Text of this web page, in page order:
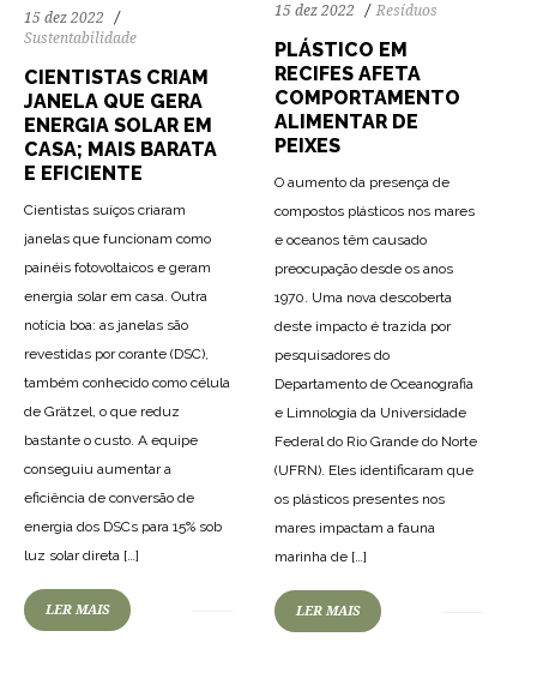
15 dez 2022
Sustentabilidade
CIENTISTAS CRIAM
JANELA QUE GERA
ENERGIA SOLAR EM
CASA; MAIS BARATA
E EFICIENTE
Cientistas suíços criaram
janelas que funcionam como
painéis fotovoltaicos e geram
energia solar em casa. Outra
notícia boa: as janelas são
revestidas por corante (DSC),
também conhecido como célula
de Grätzel, o que reduz
bastante o custo. A equipe
conseguiu aumentar a
eficiência de conversão de
energia dos DSCs para 15% sob
luz solar direta […]
LER MAIS
15 dez 2022 Resíduos
PLÁSTICO EM
RECIFES AFETA
COMPORTAMENTO
ALIMENTAR DE
PEIXES
O aumento da presença de
compostos plásticos nos mares
e oceanos têm causado
preocupação desde os anos
1970. Uma nova descoberta
deste impacto é trazida por
pesquisadores do
Departamento de Oceanografia
e Limnologia da Universidade
Federal do Rio Grande do Norte
(UFRN). Eles identificaram que
os plásticos presentes nos
mares impactam a fauna
marinha de […]
LER MAIS
109 2576